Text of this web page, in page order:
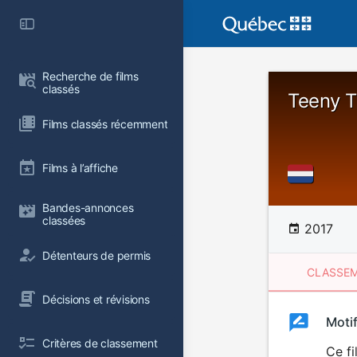
Recherche de films
classés
Films classés récemment
Films à l’affiche
Bandes-annonces
classées
Détenteurs de permis
Décisions et révisions
Critères de classement
Teeny
2017
Ce